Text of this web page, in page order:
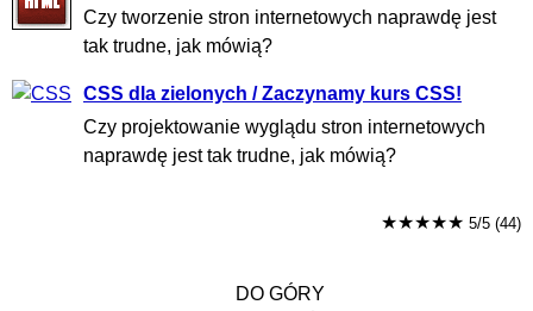
Czy tworzenie stron internetowych naprawdę jest
tak trudne, jak mówią?
CSS dla zielonych / Zaczynamy kurs CSS!
Czy projektowanie wyglądu stron internetowych
naprawdę jest tak trudne, jak mówią?
★★★★★ 5/5 (44)
DO GÓRY